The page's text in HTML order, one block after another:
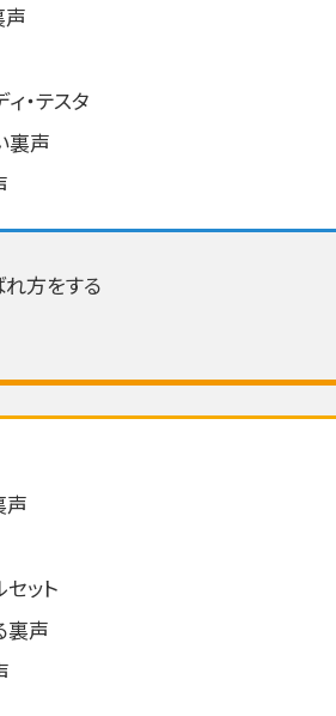
声
・テスタ
裏声
れ方をする
声
セット
裏声